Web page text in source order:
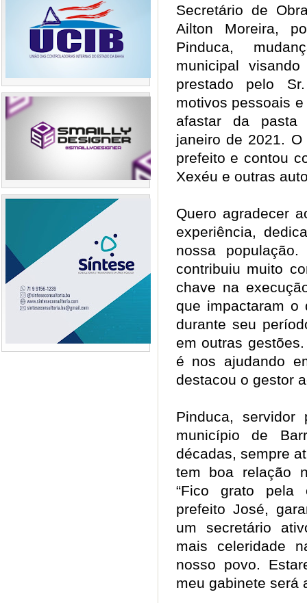
Secretário de
Ailton Moreira,
Pinduca,
municipal
prestado pelo
motivos pessoais
afastar da pasta
janeiro de 2021.
prefeito e contou
Xexéu e outras
Quero agradecer
experiência,
nossa
contribuiu muito
chave na
que impactaram o
durante seu
em outras
é nos ajudando
destacou o gestor
Pinduca,
município de
décadas, sempre
tem boa relação
“Fico grato
prefeito José,
um secretário
mais celeridade
nosso povo.
meu gabinete será